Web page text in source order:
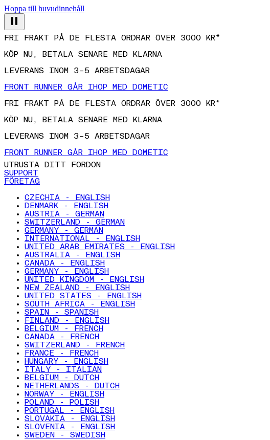
Hoppa till huvudinnehåll
FRI FRAKT PÅ DE FLESTA ORDRAR ÖVER 3000 KR*
KÖP NU, BETALA SENARE MED KLARNA
LEVERANS INOM 3–5 ARBETSDAGAR
FRONT RUNNER GÅR IHOP MED DOMETIC
FRI FRAKT PÅ DE FLESTA ORDRAR ÖVER 3000 KR*
KÖP NU, BETALA SENARE MED KLARNA
LEVERANS INOM 3–5 ARBETSDAGAR
FRONT RUNNER GÅR IHOP MED DOMETIC
UTRUSTA DITT FORDON
SUPPORT
FÖRETAG
CZECHIA - ENGLISH
DENMARK - ENGLISH
AUSTRIA - GERMAN
SWITZERLAND - GERMAN
GERMANY - GERMAN
INTERNATIONAL - ENGLISH
UNITED ARAB EMIRATES - ENGLISH
AUSTRALIA - ENGLISH
CANADA - ENGLISH
GERMANY - ENGLISH
UNITED KINGDOM - ENGLISH
NEW ZEALAND - ENGLISH
UNITED STATES - ENGLISH
SOUTH AFRICA - ENGLISH
SPAIN - SPANISH
FINLAND - ENGLISH
BELGIUM - FRENCH
CANADA - FRENCH
SWITZERLAND - FRENCH
FRANCE - FRENCH
HUNGARY - ENGLISH
ITALY - ITALIAN
BELGIUM - DUTCH
NETHERLANDS - DUTCH
NORWAY - ENGLISH
POLAND - POLISH
PORTUGAL - ENGLISH
SLOVAKIA - ENGLISH
SLOVENIA - ENGLISH
SWEDEN - SWEDISH